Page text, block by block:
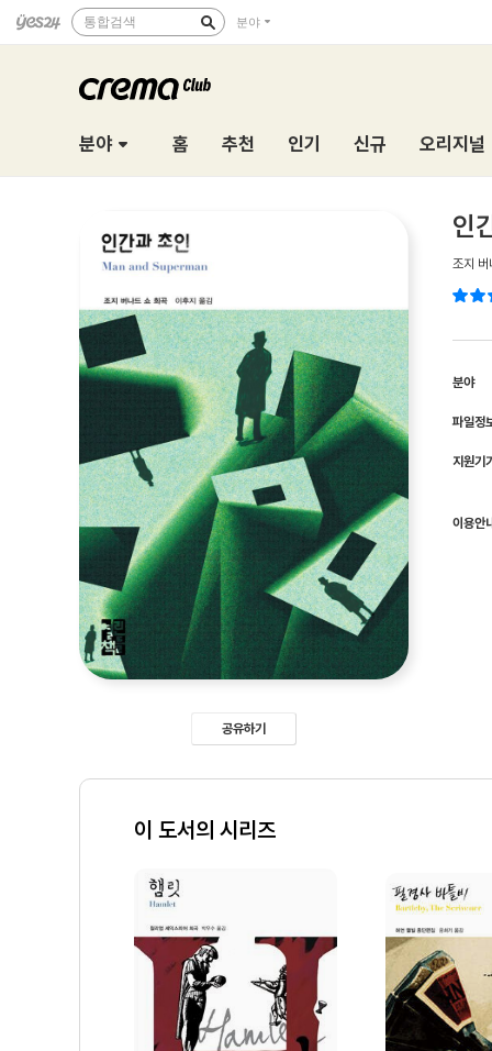
통합검색 분야
분야 홈 추천 인기 신규 오리지널
공유하기
인
조지 버
분야
파일정
지원기
이용안
이 도서의 시리즈